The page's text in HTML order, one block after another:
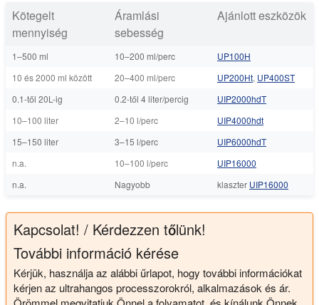
Kötegelt
mennyiség
Áramlási
sebesség
Ajánlott eszközök
1–500 ml 10–200 ml/perc
UP100H
10 és 2000 ml között
20–400 ml/perc UP200Ht, UP400ST
0.1-től 20L-ig
0.2-től 4 liter/percig
UIP2000hdT
10–100 liter
2–10 l/perc
UIP4000hdt
15–150 liter
3–15 l/perc
UIP6000hdT
n.a.
10–100 l/perc
UIP16000
n.a.
Nagyobb klaszter UIP16000
Kapcsolat! / Kérdezzen tőlünk!
További információ kérése
Kérjük, használja az alábbi űrlapot, hogy további információkat
kérjen az ultrahangos processzorokról, alkalmazások és ár.